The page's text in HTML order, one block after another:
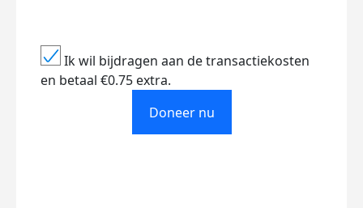
Ik wil bijdragen aan de transactiekosten
en betaal €0.75 extra.
Doneer nu